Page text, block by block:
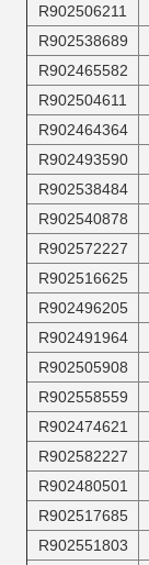
R902506211
R902538689
R902465582
R902504611
R902464364
R902493590
R902538484
R902540878
R902572227
R902516625
R902496205
R902491964
R902505908
R902558559
R902474621
R902582227
R902480501
R902517685
R902551803